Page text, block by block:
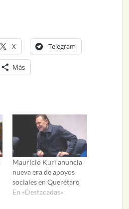
X Telegram
Más
Mauricio Kuri anuncia
nueva era de apoyos
sociales en Querétaro
En «Destacadas»